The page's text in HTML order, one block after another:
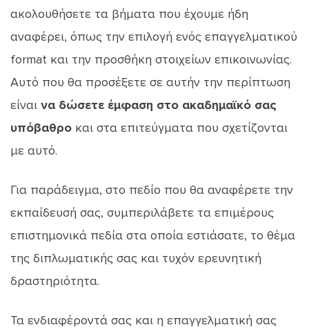
ακολουθήσετε τα βήματα που έχουμε ήδη
αναφέρει, όπως την επιλογή ενός επαγγελματικού
format και την προσθήκη στοιχείων επικοινωνίας.
Αυτό που θα προσέξετε σε αυτήν την περίπτωση
είναι να δώσετε έμφαση στο ακαδημαϊκό σας
υπόβαθρο και στα επιτεύγματα που σχετίζονται
με αυτό.
Για παράδειγμα, στο πεδίο που θα αναφέρετε την
εκπαίδευσή σας, συμπεριλάβετε τα επιμέρους
επιστημονικά πεδία στα οποία εστιάσατε, το θέμα
της διπλωματικής σας και τυχόν ερευνητική
δραστηριότητα.
Τα ενδιαφέροντά σας και η επαγγελματική σας